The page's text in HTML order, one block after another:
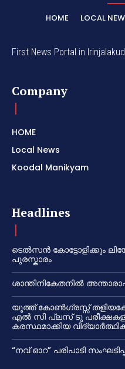
HOME LOCAL
First News Portal in
Company
HOME
Local News
Koodal Manikyam
Headlines
ടെൽസൻ കോട്ടോളിക്കും
പുരസ്കാരം
ശാന്തിനികേതനിൽ
യൂത്ത് കോൺഗ്രസ്സ്
എൽ സി പ്ലസ് ടു
കരസ്ഥമാക്കിയ
“നവ് ഓറ” പരിപാടി